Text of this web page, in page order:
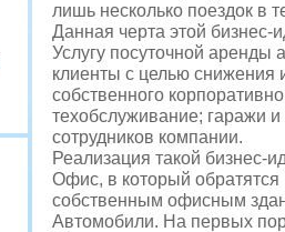
лишь несколько поездок в
Данная черта этой бизнес-
Услугу посуточной аренды
клиенты с целью снижения
собственного
техобслуживание; гаражи
сотрудников компании.
Реализация такой бизнес-
Офис, в который
собственным офисным
Автомобили. На первых